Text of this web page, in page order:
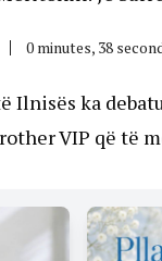
0 minutes, 38
Ilnisës ka
VIP që të